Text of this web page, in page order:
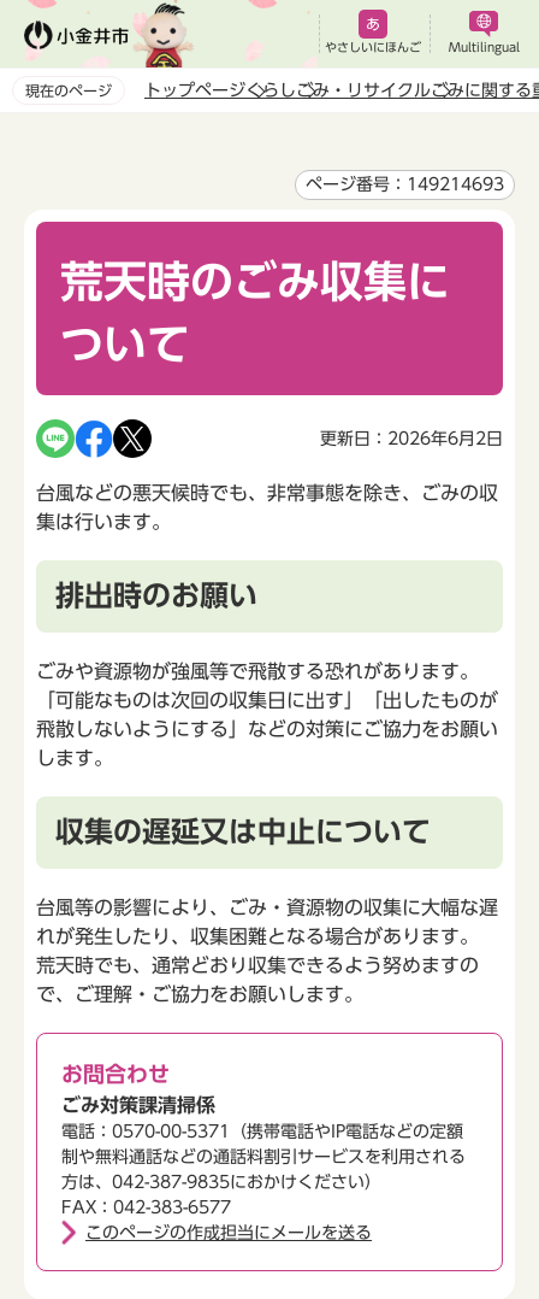
ペ
やさしいにほんご Multilingual
現在のページ トップページくらし ごみ・リサイクルごみに関する
ページ番号：149214693
荒天時のごみ収集に
ついて
更新日：2026年6月2日
台風などの悪天候時でも、非常事態を除き、ごみの収
集は行います。
排出時のお願い
ごみや資源物が強風等で飛散する恐れがあります。
「可能なものは次回の収集日に出す」「出したものが
飛散しないようにする」などの対策にご協力をお願い
します。
収集の遅延又は中止について
台風等の影響により、ごみ・資源物の収集に大幅な遅
れが発生したり、収集困難となる場合があります。
荒天時でも、通常どおり収集できるよう努めますの
で、ご理解・ご協力をお願いします。
お問合わせ
ごみ対策課清掃係
電話：0570-00-5371（携帯電話やIP電話などの定額
制や無料通話などの通話料割引サービスを利用される
方は、042-387-9835におかけください）
FAX：042-383-6577
このページの作成担当にメールを送る